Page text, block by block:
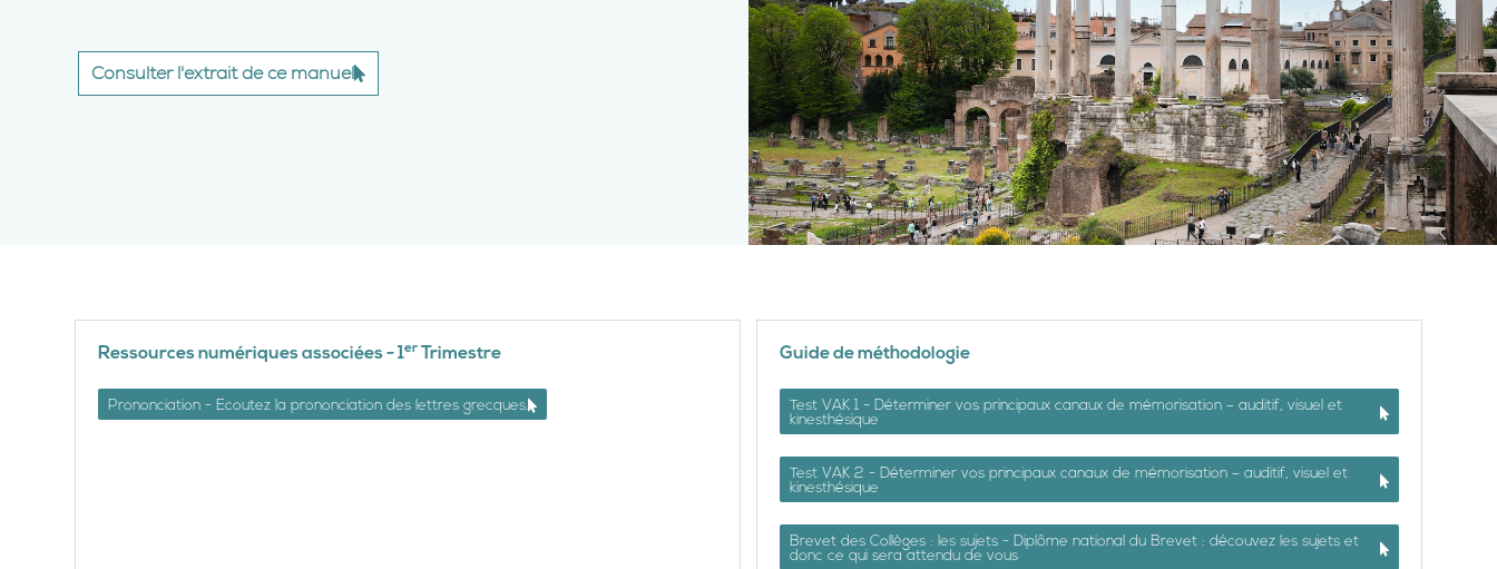
Consulter l'extrait de ce manuel
Ressources numériques associées - 1er Trimestre
Prononciation - Ecoutez la prononciation des lettres grecques.
Guide de méthodologie
Test VAK 1 - Déterminer vos principaux canaux de mémorisation – auditif, visuel et
kinesthésique
Test VAK 2 - Déterminer vos principaux canaux de mémorisation – auditif, visuel et
kinesthésique
Brevet des Collèges : les sujets - Diplôme national du Brevet : découvez les sujets et
donc ce qui sera attendu de vous